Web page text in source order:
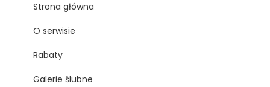
Strona główna
O serwisie
Rabaty
Galerie ślubne